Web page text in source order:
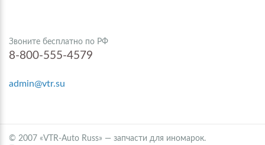
Звоните бесплатно по РФ
8-800-555-4579
admin@vtr.su
© 2007 «VTR-Auto Russ» — запчасти для иномарок.